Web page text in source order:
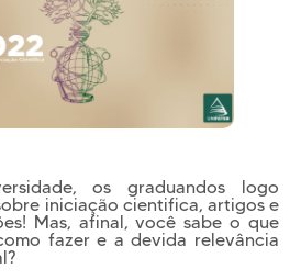
os graduandos logo
iniciação cientifica, artigos e
Mas, afinal, você sabe o que
fazer e a devida relevância